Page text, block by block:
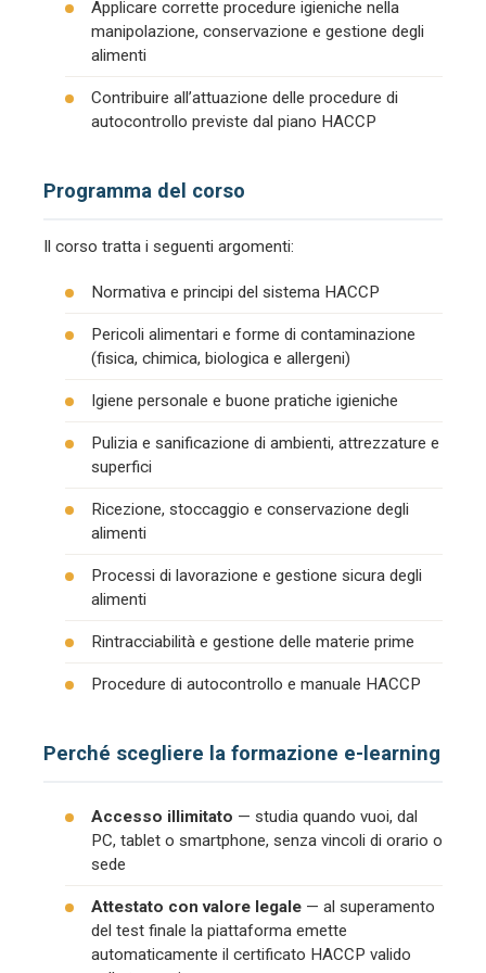
Applicare corrette procedure igieniche nella
manipolazione, conservazione e gestione degli
alimenti
Contribuire all’attuazione delle procedure di
autocontrollo previste dal piano HACCP
Programma del corso
Il corso tratta i seguenti argomenti:
Normativa e principi del sistema HACCP
Pericoli alimentari e forme di contaminazione
(fisica, chimica, biologica e allergeni)
Igiene personale e buone pratiche igieniche
Pulizia e sanificazione di ambienti, attrezzature e
superfici
Ricezione, stoccaggio e conservazione degli
alimenti
Processi di lavorazione e gestione sicura degli
alimenti
Rintracciabilità e gestione delle materie prime
Procedure di autocontrollo e manuale HACCP
Perché scegliere la formazione e-learning
Accesso illimitato — studia quando vuoi, dal
PC, tablet o smartphone, senza vincoli di orario o
sede
Attestato con valore legale — al superamento
del test finale la piattaforma emette
automaticamente il certificato HACCP valido